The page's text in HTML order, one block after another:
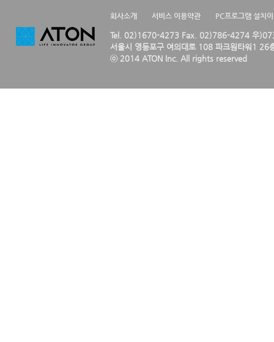
회사소개 서비스 이용약관 PC프로그램 설치
Tel. 02)1670-4273 Fax. 02)786-4274 우
서울시 영등포구 여의대로 108 파크원타워1 26
ⓒ 2014 ATON Inc. All rights reserved